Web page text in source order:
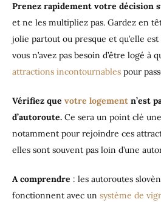
Prenez rapidement votre décision
et ne les multipliez pas. Gardez en
jolie partout ou presque et qu’elle
vous n’avez pas besoin d’être logé à
attractions incontournables pour
Vérifiez que votre logement n’est
d’autoroute. Ce sera un point clé
notamment pour rejoindre ces
elles sont souvent pas loin d’une
A comprendre : les autoroutes
fonctionnent avec un système de